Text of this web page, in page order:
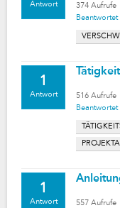
Antwort 374 Aufrufe
Beantwortet
1
Antwort 516 Aufrufe
Beantwortet
1
Antwort 557 Aufrufe